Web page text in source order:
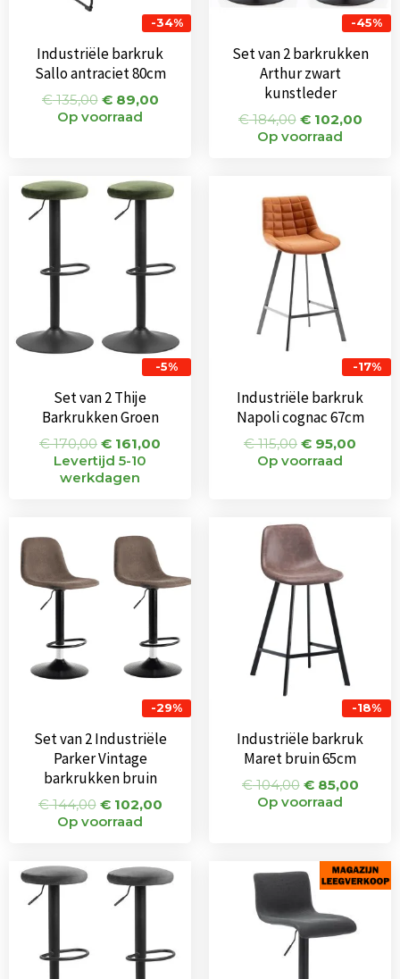
-34%
Industriële barkruk
Sallo antraciet 80cm
€135,00 €89,00
Op voorraad
-45%
Set van 2 barkrukken
Arthur zwart
kunstleder
€184,00 €102,00
Op voorraad
-5%
Set van 2 Thije
Barkrukken Groen
€170,00
Oorspronkelijke
prijs
was:
€ 161,00
Huidige
prijs
Levertijd 5-10
werkdagen
-17%
Industriële barkruk
Napoli cognac 67cm
€115,00
prijs
was:
€ 115,00.
€ 95,00
Op voorraad
-29%
Set van 2 Industriële
Parker Vintage
barkrukken bruin
€144,00
prijs
was:
€ 144,00.
€102,00
€ 102,00.
Op voorraad
-18%
Industriële barkruk
Maret bruin 65cm
€104,00
prijs
was:
€ 104,00.
€85,00
Op voorraad
Oorspronkelijke
prijs
was:
Huidige
prijs
prijs
was:
€ 75,00.
prijs
€